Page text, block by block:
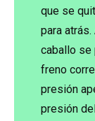
que se
para
caballo se
freno
presión
presión